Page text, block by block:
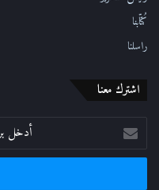
كُتّابنا
راسلنا
اشترك معنا
أدخل
بريدك
الإلكتروني